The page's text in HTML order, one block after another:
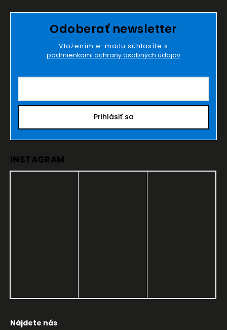
Odoberať newsletter
Vložením e-mailu súhlasíte s
podmienkami ochrany osobných údajov
Prihlásiť sa
INSTAGRAM
Nájdete nás